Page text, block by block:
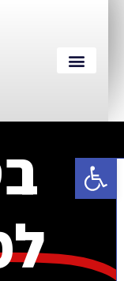
פתח סרגל נגישות